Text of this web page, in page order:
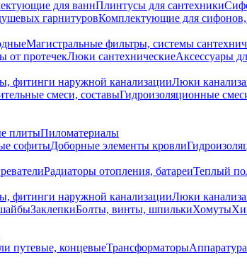
для ваннПлинтусы для сантехники
гарнитуровКомплектующие для сифонов,
Магистральные фильтры, системы
от протечекЛюки сантехническиеАксессуары
фитинги наружной канализацииЛюки
смеси, составыГидроизоляционные
плитыПиломатериалы
софитыДоборные элементы кровли
Радиаторы отопления, батареиТеплый
фитинги наружной канализацииЛюки
ЗаклепкиБолты, винты, шпилькиХомуты
путевые, концевыеТрансформаторыАппаратура